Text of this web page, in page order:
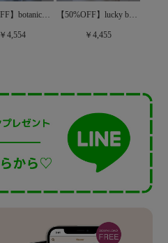
【50%OFF】botanical EMB blouse～ﾎﾞﾀﾆｶﾙｲｰｴﾑﾋﾞｰﾌﾞﾗｳｽ
￥4,554
【50%OFF】lucky bouquet blouse～ﾗｯｷｰﾌﾞｰｹﾌﾞﾗｳｽ
￥4,455